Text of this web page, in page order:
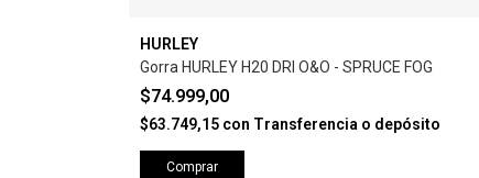
HURLEY
Gorra HURLEY H20 DRI O&O - SPRUCE FOG
$74.999,00
$63.749,15 con Transferencia o depósito
Comprar